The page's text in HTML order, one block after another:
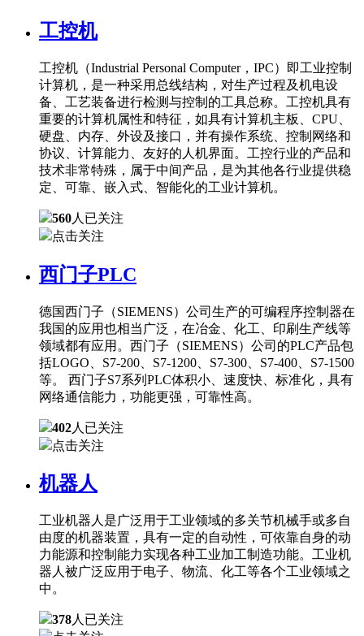
工控机
工控机（Industrial Personal Computer，IPC）即工业控制
计算机，是一种采用总线结构，对生产过程及机电设
备、工艺装备进行检测与控制的工具总称。工控机具有
重要的计算机属性和特征，如具有计算机主板、CPU、
硬盘、内存、外设及接口，并有操作系统、控制网络和
协议、计算能力、友好的人机界面。工控行业的产品和
技术非常特殊，属于中间产品，是为其他各行业提供稳
定、可靠、嵌入式、智能化的工业计算机。
560人已关注
点击关注
西门子PLC
德国西门子（SIEMENS）公司生产的可编程序控制器在
我国的应用也相当广泛，在冶金、化工、印刷生产线等
领域都有应用。西门子（SIEMENS）公司的PLC产品包
括LOGO、S7-200、S7-1200、S7-300、S7-400、S7-1500
等。 西门子S7系列PLC体积小、速度快、标准化，具有
网络通信能力，功能更强，可靠性高。
402人已关注
点击关注
机器人
工业机器人是广泛用于工业领域的多关节机械手或多自
由度的机器装置，具有一定的自动性，可依靠自身的动
力能源和控制能力实现各种工业加工制造功能。工业机
器人被广泛应用于电子、物流、化工等各个工业领域之
中。
378人已关注